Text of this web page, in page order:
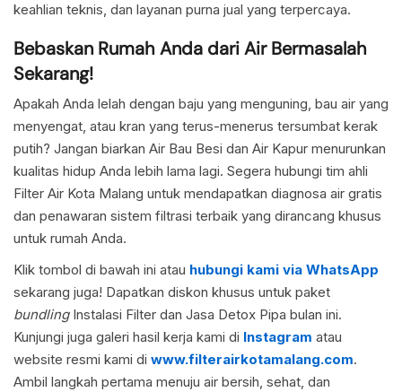
keahlian teknis, dan layanan purna jual yang terpercaya.
Bebaskan Rumah Anda dari Air Bermasalah
Sekarang!
Apakah Anda lelah dengan baju yang menguning, bau air yang
menyengat, atau kran yang terus-menerus tersumbat kerak
putih? Jangan biarkan Air Bau Besi dan Air Kapur menurunkan
kualitas hidup Anda lebih lama lagi. Segera hubungi tim ahli
Filter Air Kota Malang untuk mendapatkan diagnosa air gratis
dan penawaran sistem filtrasi terbaik yang dirancang khusus
untuk rumah Anda.
Klik tombol di bawah ini atau hubungi kami via WhatsApp
sekarang juga! Dapatkan diskon khusus untuk paket
bundlingInstalasi Filter dan Jasa Detox Pipa bulan ini.
Kunjungi juga galeri hasil kerja kami di Instagram atau
website resmi kami di www.filterairkotamalang.com.
Ambil langkah pertama menuju air bersih, sehat, dan